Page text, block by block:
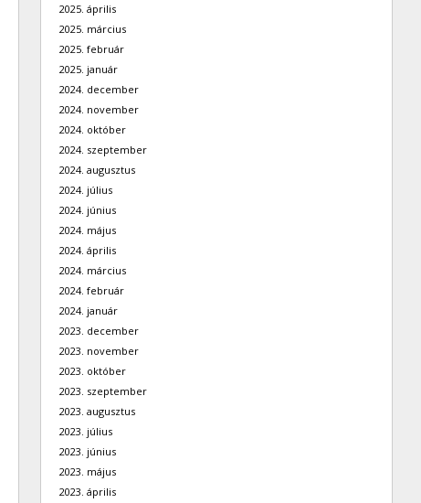
2025. április
2025. március
2025. február
2025. január
2024. december
2024. november
2024. október
2024. szeptember
2024. augusztus
2024. július
2024. június
2024. május
2024. április
2024. március
2024. február
2024. január
2023. december
2023. november
2023. október
2023. szeptember
2023. augusztus
2023. július
2023. június
2023. május
2023. április